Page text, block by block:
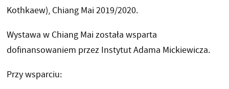
Kothkaew), Chiang Mai 2019/2020.
Wystawa w Chiang Mai została wsparta
dofinansowaniem przez Instytut Adama Mickiewicza.
Przy wsparciu: